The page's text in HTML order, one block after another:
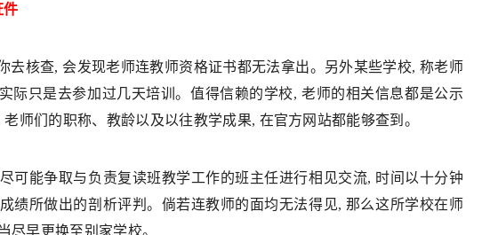
件
去核查, 会发现老师连教师资格证书都无法拿出。另外某些学校, 称老师
际只是去参加过几天培训。值得信赖的学校, 老师的相关信息都是公示
师们的职称、教龄以及以往教学成果, 在官方网站都能够查到。
可能争取与负责复读班教学工作的班主任进行相见交流, 时间以十分钟
绩所做出的剖析评判。倘若连教师的面均无法得见, 那么这所学校在师
尽早更换至别家学校。